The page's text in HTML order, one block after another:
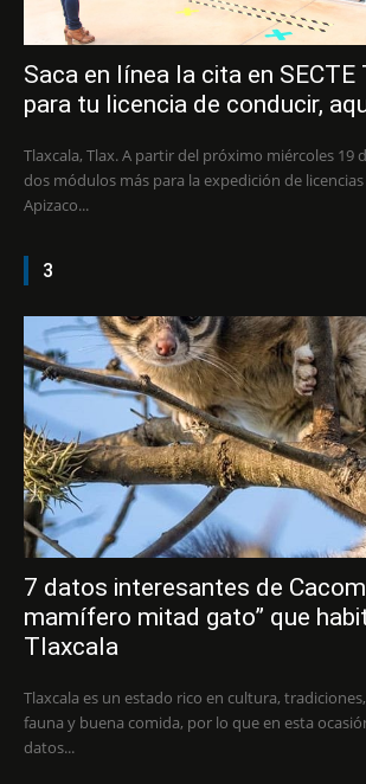
Saca en línea la cita en
para tu licencia de conducir,
Tlaxcala, Tlax. A partir del próximo miércoles 19
dos módulos más para la expedición de
Apizaco...
3
7 datos interesantes de
mamífero mitad gato” que
Tlaxcala
Tlaxcala es un estado rico en cultura,
fauna y buena comida, por lo que en esta
datos...